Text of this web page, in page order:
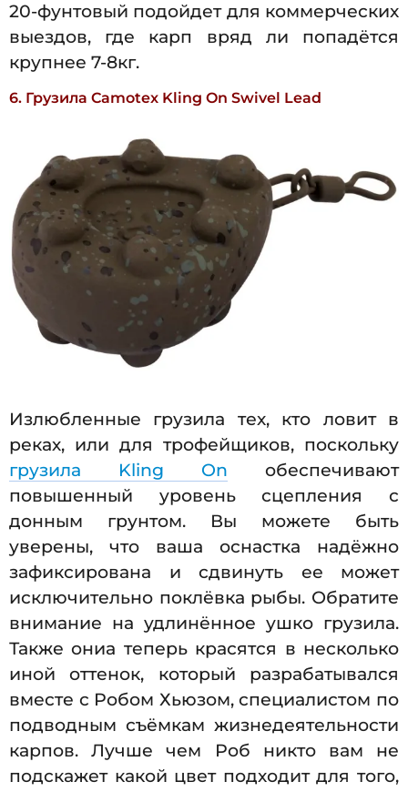
20-фунтовый подойдет для коммерческих
выездов, где карп вряд ли попадётся
крупнее 7-8кг.
6. Грузила Camotex Kling On Swivel Lead
Излюбленные грузила тех, кто ловит в
реках, или для трофейщиков, поскольку
грузила Kling On обеспечивают
повышенный уровень сцепления с
донным грунтом. Вы можете быть
уверены, что ваша оснастка надёжно
зафиксирована и сдвинуть ее может
исключительно поклёвка рыбы. Обратите
внимание на удлинённое ушко грузила.
Также ониа теперь красятся в несколько
иной оттенок, который разрабатывался
вместе с Робом Хьюзом, специалистом по
подводным съёмкам жизнедеятельности
карпов. Лучше чем Роб никто вам не
подскажет какой цвет подходит для того,